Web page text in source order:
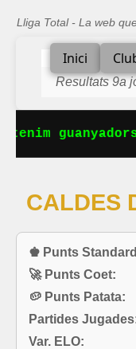
Lliga Total - La web
Inici
Resultats 9a
CALDES
♚ Punts
🚀 Punts Coet:
🥔 Punts Patata:
Partides
Var. ELO: